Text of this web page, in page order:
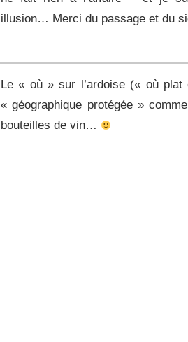
illusion… Merci du passage et du
Le « où » sur l’ardoise (« où
« géographique protégée »
bouteilles de vin…